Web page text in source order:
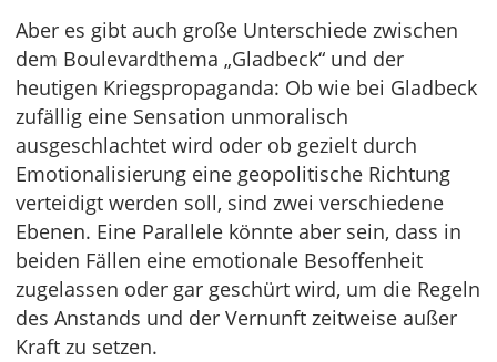
Aber es gibt auch große Unterschiede zwischen
dem Boulevardthema „Gladbeck“ und der
heutigen Kriegspropaganda: Ob wie bei Gladbeck
zufällig eine Sensation unmoralisch
ausgeschlachtet wird oder ob gezielt durch
Emotionalisierung eine geopolitische Richtung
verteidigt werden soll, sind zwei verschiedene
Ebenen. Eine Parallele könnte aber sein, dass in
beiden Fällen eine emotionale Besoffenheit
zugelassen oder gar geschürt wird, um die Regeln
des Anstands und der Vernunft zeitweise außer
Kraft zu setzen.